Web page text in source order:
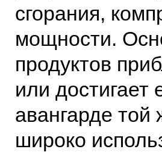
сгорания,
мощности.
продуктов
или достигает
авангарде той
широко